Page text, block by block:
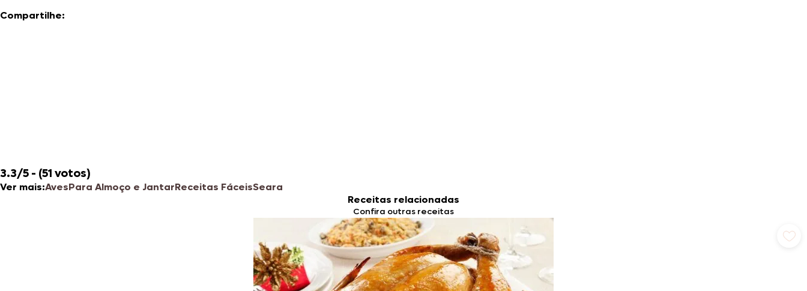
Compartilhe:
3.3/5 - (51 votos)
Ver mais:AvesPara Almoço e JantarReceitas FáceisSeara
Receitas relacionadas
Confira outras receitas